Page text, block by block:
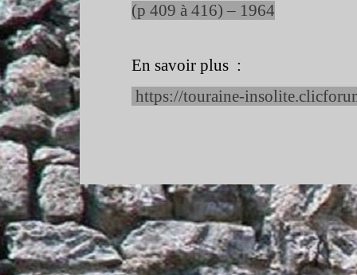
(p 409 à 416) – 1964
En savoir plus :
https://touraine-